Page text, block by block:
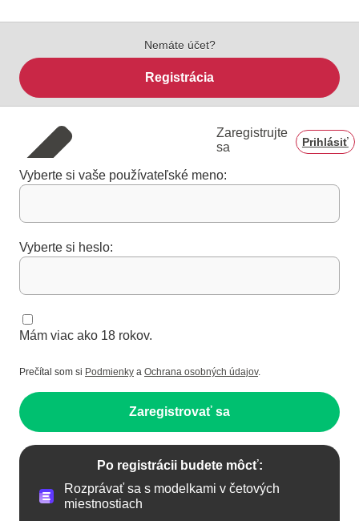
Nemáte účet?
Registrácia
Zaregistrujte
sa
Prihlásiť
Vyberte si vaše používateľské meno:
Vyberte si heslo:
Mám viac ako 18 rokov.
Prečítal som si Podmienky a Ochrana osobných údajov.
Zaregistrovať sa
Po registrácii budete môcť:
Rozprávať sa s modelkami v četových
miestnostiach